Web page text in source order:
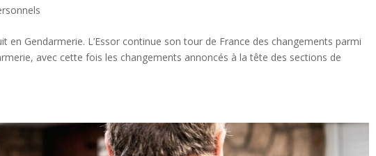
en Gendarmerie. L’Essor continue son tour de France des changements parmi
avec cette fois les changements annoncés à la tête des sections de